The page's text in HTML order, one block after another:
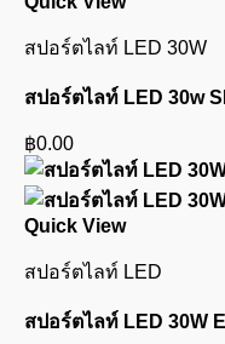
สปอร์ตไลท์ LED 30W
สปอร์ตไลท์ LED 30w
฿0.00
Quick View
สปอร์ตไลท์ LED
สปอร์ตไลท์ LED 30W